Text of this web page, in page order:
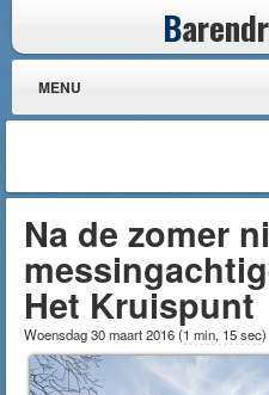
B
MENU
Na de zomer
Het Kruispunt
Woensdag 30 maart 2016(1 min, 15 sec)